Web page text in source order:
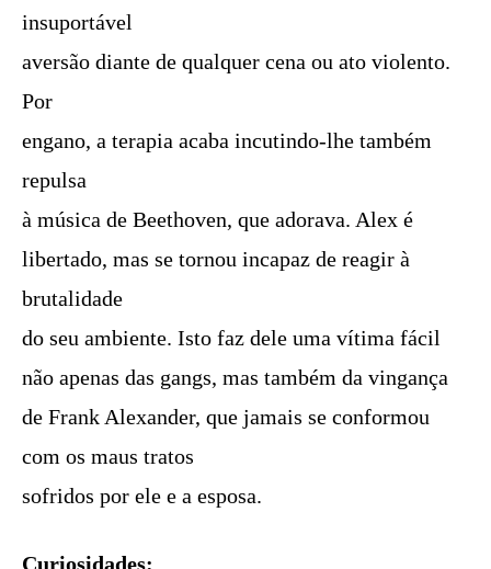
insuportável
aversão diante de qualquer cena ou ato violento.
Por
engano, a terapia acaba incutindo-lhe também
repulsa
à música de Beethoven, que adorava. Alex é
libertado, mas se tornou incapaz de reagir à
brutalidade
do seu ambiente. Isto faz dele uma vítima fácil
não apenas das gangs, mas também da vingança
de Frank Alexander, que jamais se conformou
com os maus tratos
sofridos por ele e a esposa.
Curiosidades: